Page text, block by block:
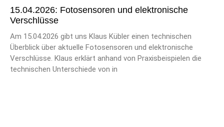
15.04.2026: Fotosensoren und elektronische
Verschlüsse
Am 15.04.2026 gibt uns Klaus Kübler einen technischen
Überblick über aktuelle Fotosensoren und elektronische
Verschlüsse. Klaus erklärt anhand von Praxisbeispielen die
technischen Unterschiede von in